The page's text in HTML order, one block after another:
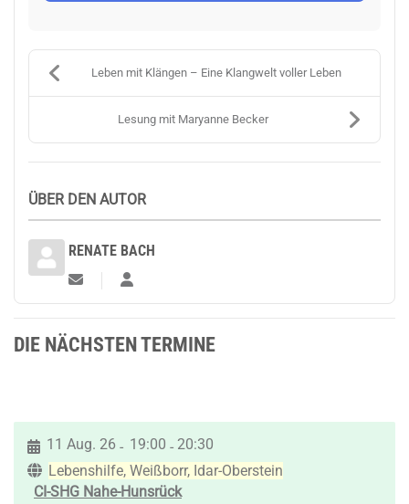
Leben mit Klängen – Eine Klangwelt voller Leben
Lesung mit Maryanne Becker
ÜBER DEN AUTOR
RENATE BACH
Updates abonnieren
DIE NÄCHSTEN TERMINE
11 Aug. 26 - 19:00 - 20:30
Lebenshilfe, Weißborr, Idar-Oberstein
CI-SHG Nahe-Hunsrück